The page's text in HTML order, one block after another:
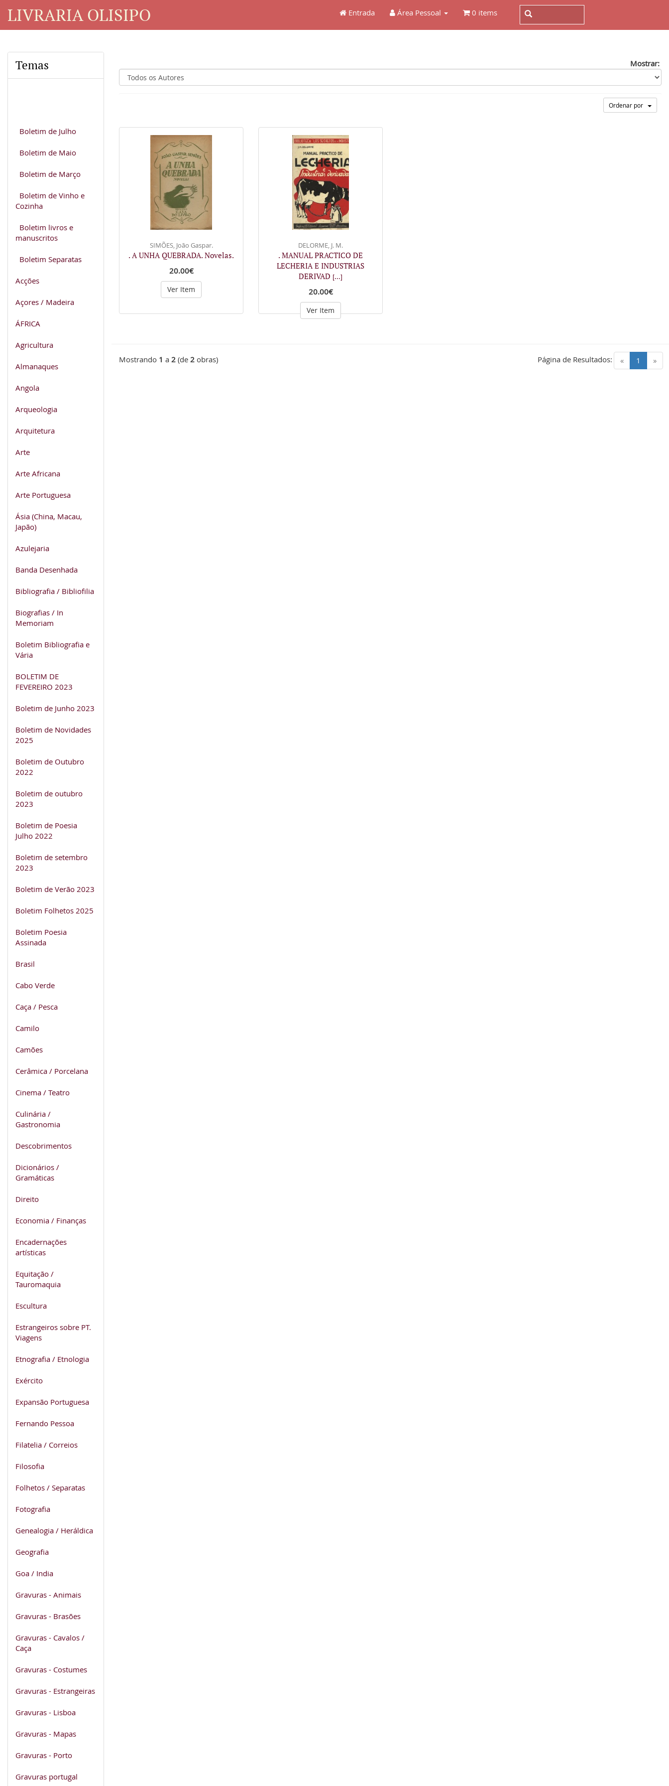
LIVRARIA OLISIPO Entrada Área Pessoal 0 items
Temas
Boletim de Julho
Boletim de Maio
Boletim de Março
Boletim de Vinho e
Cozinha
Boletim livros e
manuscritos
Boletim Separatas
Acções
Açores / Madeira
ÁFRICA
Agricultura
Almanaques
Angola
Arqueologia
Arquitetura
Arte
Arte Africana
Arte Portuguesa
Ásia (China, Macau,
Japão)
Azulejaria
Banda Desenhada
Bibliografia / Bibliofilia
Biografias / In
Memoriam
Boletim Bibliografia e
Vária
BOLETIM DE
FEVEREIRO 2023
Boletim de Junho 2023
Boletim de Novidades
2025
Boletim de Outubro
2022
Boletim de outubro
2023
Boletim de Poesia
Julho 2022
Boletim de setembro
2023
Boletim de Verão 2023
Boletim Folhetos 2025
Boletim Poesia
Assinada
Brasil
Cabo Verde
Caça / Pesca
Camilo
Camões
Cerâmica / Porcelana
Cinema / Teatro
Culinária /
Gastronomia
Descobrimentos
Dicionários /
Gramáticas
Direito
Economia / Finanças
Encadernações
artísticas
Equitação /
Tauromaquia
Escultura
Estrangeiros sobre PT.
Viagens
Etnografia / Etnologia
Exército
Expansão Portuguesa
Fernando Pessoa
Filatelia / Correios
Filosofia
Folhetos / Separatas
Fotografia
Genealogia / Heráldica
Geografia
Goa / India
Gravuras - Animais
Gravuras - Brasões
Gravuras - Cavalos /
Caça
Gravuras - Costumes
Gravuras - Estrangeiras
Gravuras - Lisboa
Gravuras - Mapas
Gravuras - Porto
Gravuras portugal
Mostrar:
Ordenar por
SIMÕES, João Gaspar.
. A UNHA QUEBRADA. Novelas.
20.00€
Ver Item
DELORME, J. M.
. MANUAL PRACTICO DE
LECHERIA E INDUSTRIAS
DERIVAD [...]
20.00€
Ver Item
Mostrando 1 a 2 (de 2 obras) « 1 (current)
»
Página de Resultados: